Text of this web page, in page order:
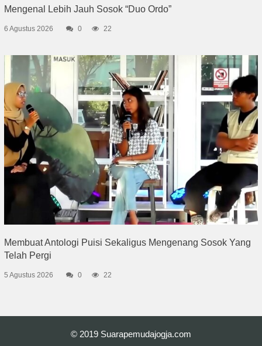
Mengenal Lebih Jauh Sosok “Duo Ordo”
6 Agustus 2026 0 22
Membuat Antologi Puisi Sekaligus Mengenang Sosok Yang
Telah Pergi
5 Agustus 2026 0 22
© 2019 Suarapemudajogja.com